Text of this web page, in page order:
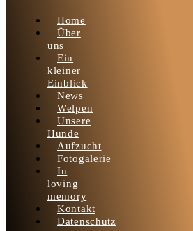
Home
Über
uns
Ein
kleiner
Einblick
News
Welpen
Unsere
Hunde
Aufzucht
Fotogalerie
In
loving
memory
Kontakt
Datenschutz